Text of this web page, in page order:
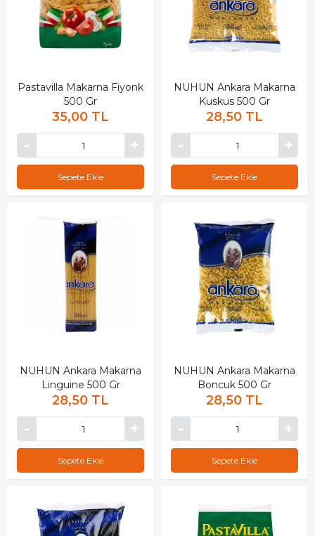
Pastavilla Makarna Fiyonk
500 Gr
35,00 TL
Sepete Ekle
NUHUN Ankara Makarna
Kuskus 500 Gr
28,50 TL
Sepete Ekle
NUHUN Ankara Makarna
Linguine 500 Gr
28,50 TL
Sepete Ekle
NUHUN Ankara Makarna
Boncuk 500 Gr
28,50 TL
Sepete Ekle